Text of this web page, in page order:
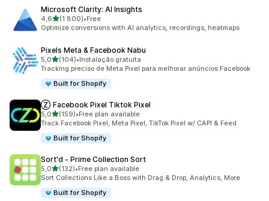
Microsoft Clarity: AI Insights
4,6de 5 estrelas
(1.800)
1800 total de avaliações
•Free
Optimize conversions with AI analytics, recordings, heatmaps
Pixels Meta & Facebook Nabu
5,0de 5 estrelas
(104)
104 total de avaliações
•Instalação gratuita
Tracking preciso de Meta Pixel para melhorar anúncios Facebook
Built for Shopify
Ⓩ Facebook Pixel Tiktok Pixel
5,0de 5 estrelas
(159)
159 total de avaliações
•Free plan available
Track Facebook Pixel, Meta Pixel, TikTok Pixel w/ CAPI & Feed
Built for Shopify
Sort'd ‑ Prime Collection Sort
5,0de 5 estrelas
(132)
132 total de avaliações
•Free plan available
Sort Collections Like a Boss with Drag & Drop, Analytics, More
Built for Shopify